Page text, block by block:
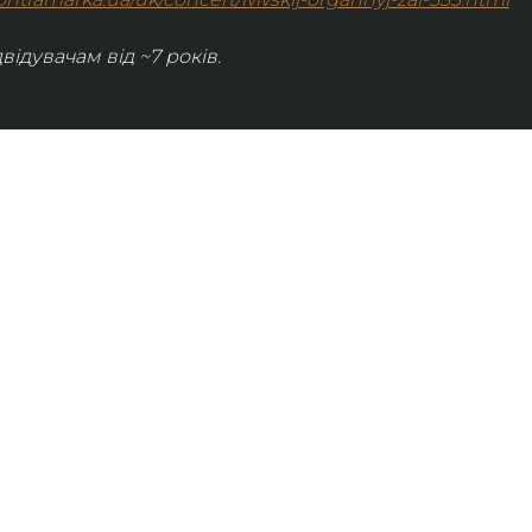
від ~7 років.